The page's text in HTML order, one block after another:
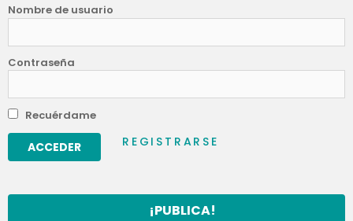
Nombre de usuario
Contraseña
Recuérdame
REGISTRARSE
¡PUBLICA!